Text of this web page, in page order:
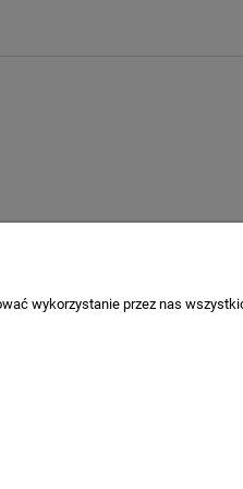
wykorzystanie przez nas